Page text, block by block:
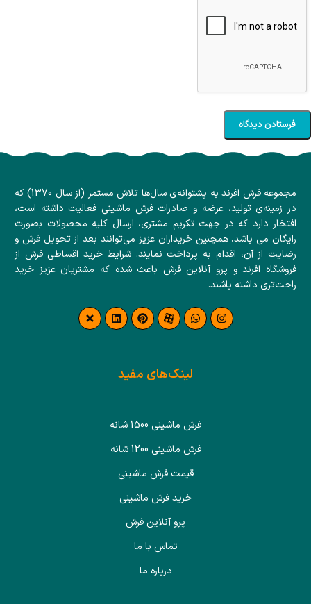
مجموعه فرش افرند به پشتوانه‌ی سال‌ها تلاش مستمر (از سال 1370) که
در زمینه‌ی تولید، عرضه و صادرات فرش ماشینی فعالیت داشته است،
افتخار دارد که در جهت تکریم مشتری، ارسال کلیه محصولات بصورت
رایگان می باشد، همچنین خریداران عزیز می‌توانند بعد از تحویل فرش و
رضایت از آن، اقدام به پرداخت نمایند. شرایط خرید اقساطی فرش از
فروشگاه افرند و پرو آنلاین فرش باعث شده که مشتریان عزیز خرید
راحت‌تری داشته باشند.
لینک‌های مفید
فرش ماشینی 1500 شانه
فرش ماشینی 1200 شانه
قیمت فرش ماشینی
خرید فرش ماشینی
پرو آنلاین فرش
تماس با ما
درباره ما